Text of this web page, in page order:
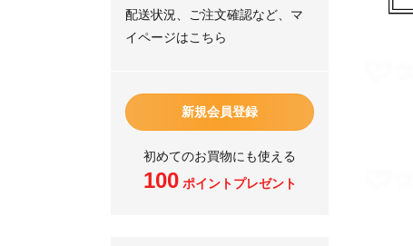
配送状況、ご注文確認など、マ
イページはこちら
新規会員登録
初めてのお買物にも使える
100ポイントプレゼント